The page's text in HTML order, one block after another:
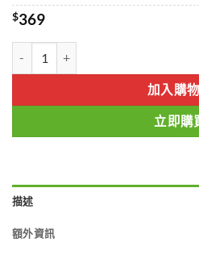
$369
加入購
立即購
描述
額外資訊